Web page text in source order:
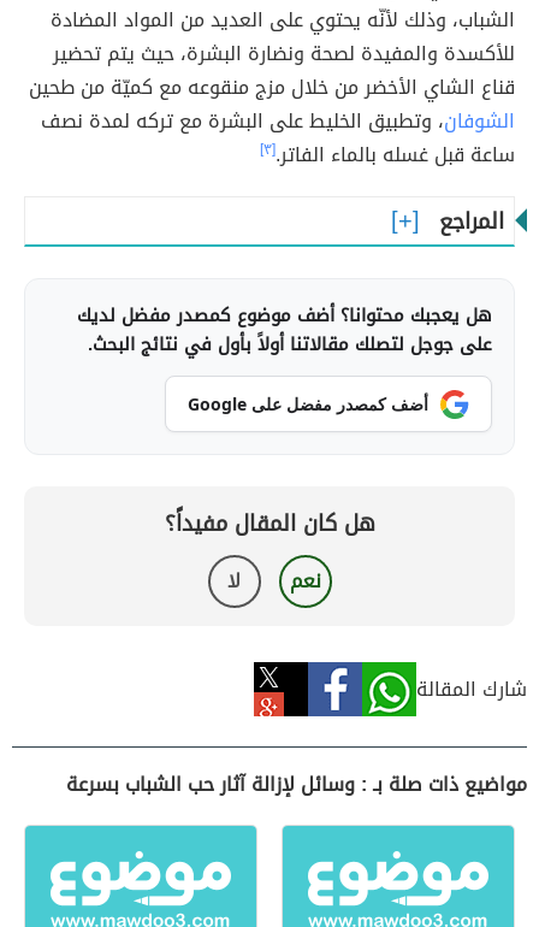
الشباب، وذلك لأنّه يحتوي على العديد من المواد المضادة
للأكسدة والمفيدة لصحة ونضارة البشرة، حيث يتم تحضير
قناع الشاي الأخضر من خلال مزج منقوعه مع كميّة من طحين
الشوفان، وتطبيق الخليط على البشرة مع تركه لمدة نصف
ساعة قبل غسله بالماء الفاتر.[٣]
المراجع
هل يعجبك محتوانا؟ أضف موضوع كمصدر مفضل لديك
على جوجل لتصلك مقالاتنا أولاً بأول في نتائج البحث.
أضف كمصدر مفضل على Google
هل كان المقال مفيداً؟
نعم لا
شارك المقالة
مواضيع ذات صلة بـ : وسائل لإزالة آثار حب الشباب بسرعة